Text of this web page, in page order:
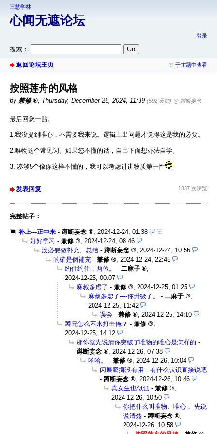
三慧学林
心闻无遮论坛
登录
搜索：
返回论坛主页 于主题中查看
按照莲舟的风格
by 兼修 , Thursday, December 26, 2024, 11:39 (592 天前) @ 蹲断妄念
最后回您一贴。
1.我没提到唯心，不需要我来说。逻辑上出问题才觉得这是我的必要。
2.唯物这个常见词。如果您不懂的话，自己下面想办法自学。
3. 凑够5个像你这样不懂的，我可以考虑讲讲物质第一性
发表回复 1837 次浏览
完整帖子：
补上---正中来 - 蹲断妄念 , 2024-12-24, 01:38
好好学习 - 兼修 , 2024-12-24, 08:46
没必要做补充、总结 - 蹲断妄念 , 2024-12-24, 10:56
的確是個補充 - 兼修 , 2024-12-24, 22:45
约住约住，两位。
- 二麻子
,
2024-12-25, 00:07
麻叔多虑了 - 兼修 , 2024-12-25, 01:25
麻叔多虑了----你升级了。
- 二麻子
,
2024-12-25, 11:42
误会 - 兼修 , 2024-12-25, 14:10
蹲兄怎么不来打击俺？ - 兼修
,
2024-12-25, 14:12
那你就先说清你突破了唯物的唯心是怎样的 -
蹲断妄念
, 2024-12-26, 07:38
哈哈。
- 兼修 , 2024-12-26, 10:04
闪展腾挪没有用，有什么认识直接说吧
- 蹲断妄念 , 2024-12-26, 10:46
真女生也似也 - 兼修
,
2024-12-26, 10:50
你把什么叫唯物、唯心， 先说
说清楚 - 蹲断妄念
,
2024-12-26, 10:58